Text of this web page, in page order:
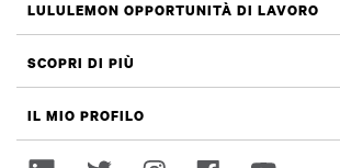
LULULEMON OPPORTUNITÀ DI LAVORO
Cerca Lavori
SCOPRI DI PIÙ
Sostenibilità e impatto sociale
IL MIO PROFILO
Accedi